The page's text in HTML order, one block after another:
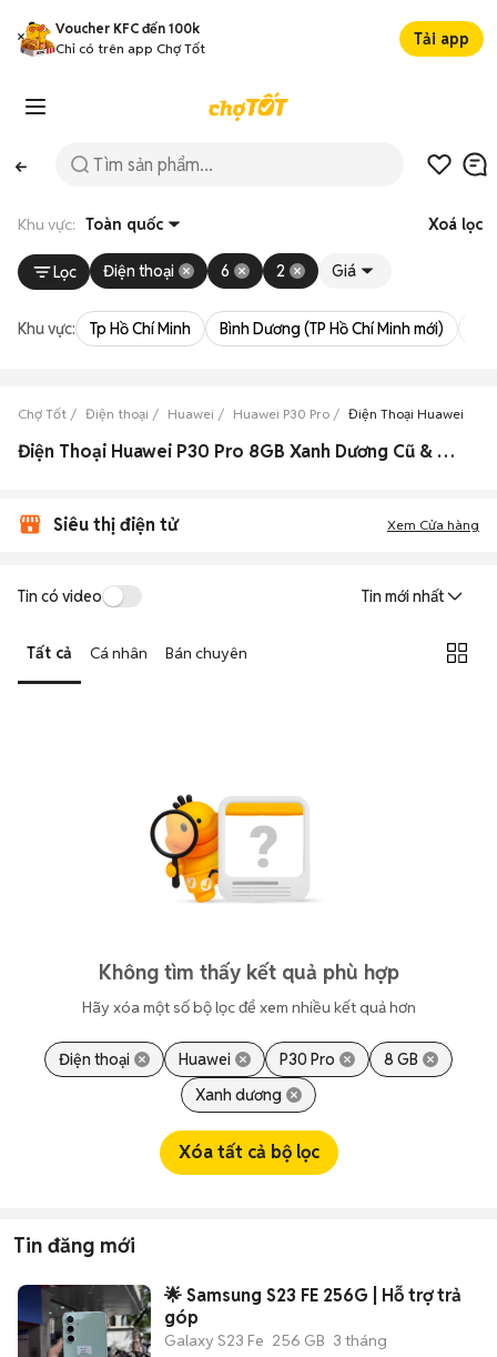
Voucher KFC đến 100k
Chỉ có trên app Chợ Tốt
Tải app
Khu vực: Toàn quốc Xoá lọc
Lọc Điện thoại 6 2 Giá
Khu vực: Tp Hồ Chí Minh Bình Dương (TP Hồ Chí Minh mới)
Chợ Tốt Điện thoại Huawei Huawei P30 Pro Điện Thoại Huawei P30
Điện Thoại Huawei P30 Pro 8GB Xanh Dương Cũ & Mới Giá Siêu Rẻ
Siêu thị điện tử Xem Cửa hàng
Tin có video Tin mới nhất
Tất cả Cá nhân Bán chuyên
Không tìm thấy kết quả phù hợp
Hãy xóa một số bộ lọc để xem nhiều kết quả hơn
Điện thoại Huawei P30 Pro
8 GB
Xanh dương
Xóa tất cả bộ lọc
Tin đăng mới
🌟 Samsung S23 FE 256G | Hỗ trợ trả
góp
Galaxy S23 Fe 256 GB 3 tháng